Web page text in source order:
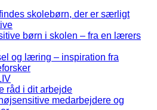
skolebørn, der er særligt
børn i skolen – fra en lærers
og læring – inspiration fra
råd i dit arbejde
medarbejdere og